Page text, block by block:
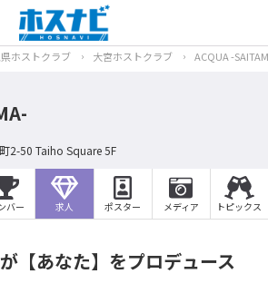
ホストクラブ 大宮ホストクラブ ACQUA -
2-50 Taiho Square 5F
バー 求人 ポスター メディア トピックス
【あなた】をプロデュース